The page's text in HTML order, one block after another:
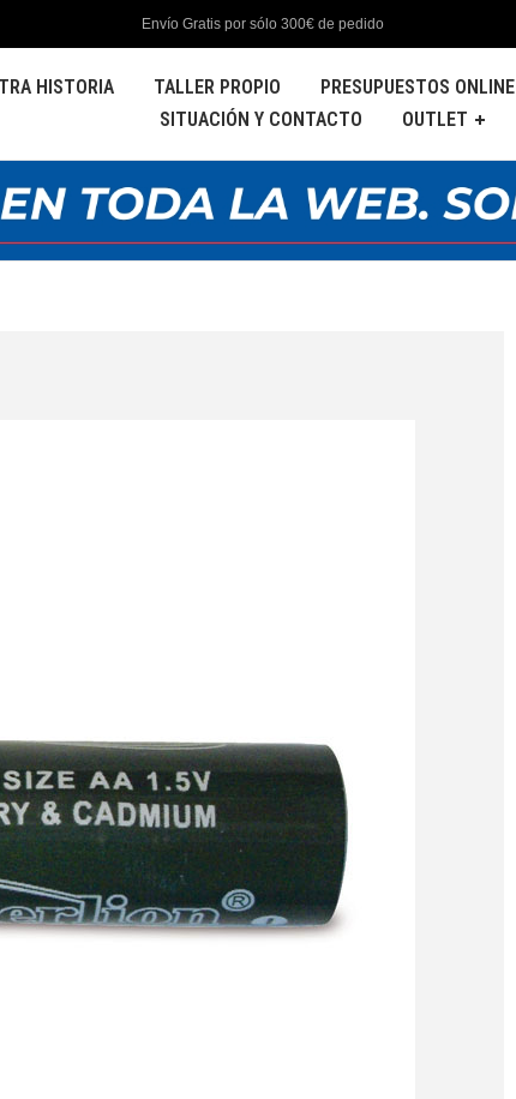
Envío Gratis por sólo 300€ de pedido
HISTORIA TALLER PROPIO PRESUPUESTOS ONLINE
SITUACIÓN Y CONTACTO
OUTLET